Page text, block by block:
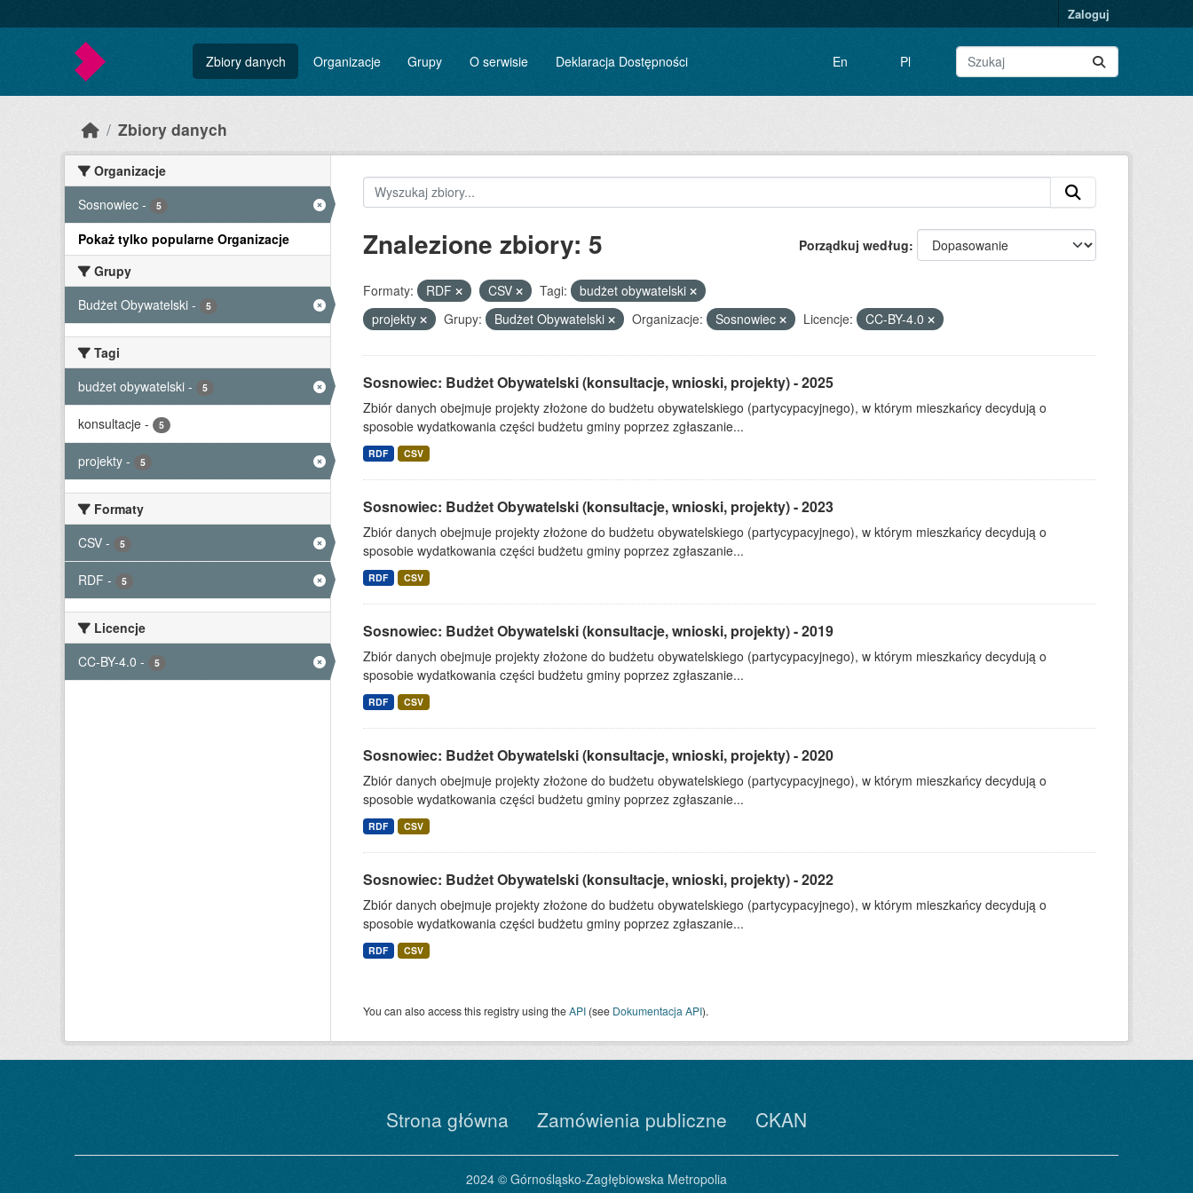
Zaloguj
Zbiory danych Organizacje Grupy O serwisie Deklaracja Dostępności En Pl
Zbiory danych
Organizacje
Sosnowiec - 5
Pokaż tylko popularne Organizacje
Grupy
Budżet Obywatelski - 5
Tagi
budżet obywatelski - 5
konsultacje - 5
projekty - 5
Formaty
CSV - 5
RDF - 5
Licencje
CC-BY-4.0 - 5
Porządkuj według
Znalezione zbiory: 5
Formaty: RDF CSV Tagi:
budżet obywatelski
projekty
Grupy: Budżet Obywatelski Organizacje: Sosnowiec Licencje: CC-BY-4.0
Sosnowiec: Budżet Obywatelski (konsultacje, wnioski, projekty) - 2025
Zbiór danych obejmuje projekty złożone do budżetu obywatelskiego (partycypacyjnego), w którym mieszkańcy decydują o
sposobie wydatkowania części budżetu gminy poprzez zgłaszanie...
RDF CSV
Sosnowiec: Budżet Obywatelski (konsultacje, wnioski, projekty) - 2023
Zbiór danych obejmuje projekty złożone do budżetu obywatelskiego (partycypacyjnego), w którym mieszkańcy decydują o
sposobie wydatkowania części budżetu gminy poprzez zgłaszanie...
RDF CSV
Sosnowiec: Budżet Obywatelski (konsultacje, wnioski, projekty) - 2019
Zbiór danych obejmuje projekty złożone do budżetu obywatelskiego (partycypacyjnego), w którym mieszkańcy decydują o
sposobie wydatkowania części budżetu gminy poprzez zgłaszanie...
RDF CSV
Sosnowiec: Budżet Obywatelski (konsultacje, wnioski, projekty) - 2020
Zbiór danych obejmuje projekty złożone do budżetu obywatelskiego (partycypacyjnego), w którym mieszkańcy decydują o
sposobie wydatkowania części budżetu gminy poprzez zgłaszanie...
RDF CSV
Sosnowiec: Budżet Obywatelski (konsultacje, wnioski, projekty) - 2022
Zbiór danych obejmuje projekty złożone do budżetu obywatelskiego (partycypacyjnego), w którym mieszkańcy decydują o
sposobie wydatkowania części budżetu gminy poprzez zgłaszanie...
RDF CSV
You can also access this registry using theAPI(see Dokumentacja API).
Strona główna Zamówienia publiczne CKAN
2024 © Górnośląsko-Zagłębiowska Metropolia